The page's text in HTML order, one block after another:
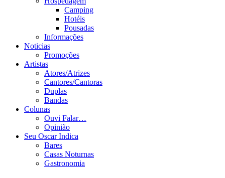
Camping
Hotéis
Pousadas
Informações
Noticias
Promoções
Artistas
Atores/Atrizes
Cantores/Cantoras
Duplas
Bandas
Colunas
Ouvi Falar…
Opinião
Seu Oscar Indica
Bares
Casas Noturnas
Gastronomia